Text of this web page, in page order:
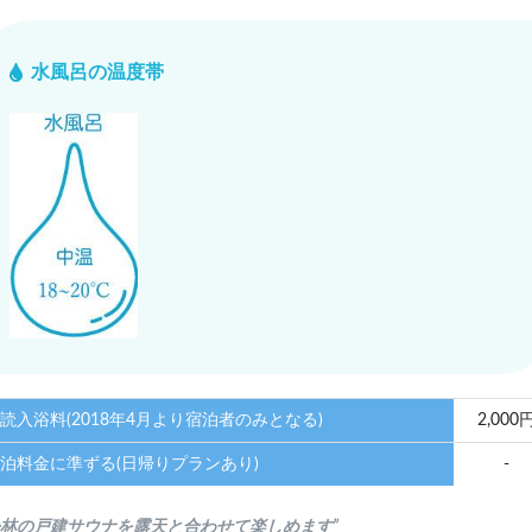
水風呂の温度帯
読入浴料(2018年4月より宿泊者のみとなる) 2,000
料金に準ずる(日帰りプランあり) -
林の戸建サウナを露天と合わせて楽しめます”